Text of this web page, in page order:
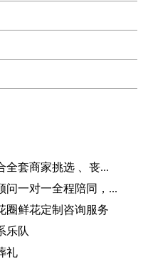
全套商家挑选 、丧...
问一对一全程陪同，...
圈鲜花定制咨询服务
乐队
礼